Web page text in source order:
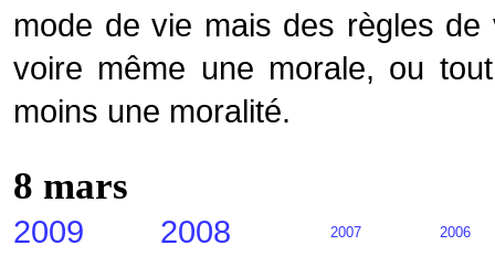
mode de vie mais des règles de
voire même une morale, ou
moins une moralité.
8 mars
2009 2008 2007 2006